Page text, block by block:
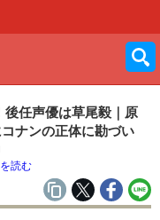
後任声優は草尾毅｜原
ナンの正体に勘づい
読む